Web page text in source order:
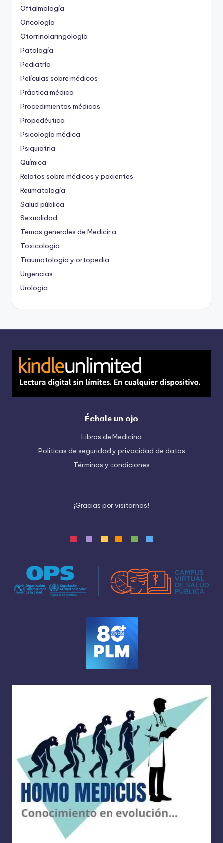
Oftalmología
Oncología
Otorrinolaringología
Patología
Pediatría
Películas sobre médicos
Práctica médica
Procedimientos médicos
Propedéutica
Psicología médica
Psiquiatria
Química
Relatos sobre médicos y pacientes
Reumatología
Salud pública
Sexualidad
Temas generales de Medicina
Toxicología
Traumatología y ortopedia
Urgencias
Urología
Échale un ojo
Libros de Medicina
Politicas de seguridad y privacidad de datos
Términos y condiciones
¡Gracias porvisitarnos!